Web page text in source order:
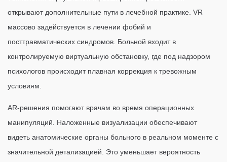
открывают дополнительные пути в лечебной практике. VR
массово задействуется в лечении фобий и
посттравматических синдромов. Больной входит в
контролируемую виртуальную обстановку, где под надзором
психологов происходит плавная коррекция к тревожным
условиям.
AR-решения помогают врачам во время операционных
манипуляций. Наложенные визуализации обеспечивают
видеть анатомические органы больного в реальном моменте с
значительной детализацией. Это уменьшает вероятность